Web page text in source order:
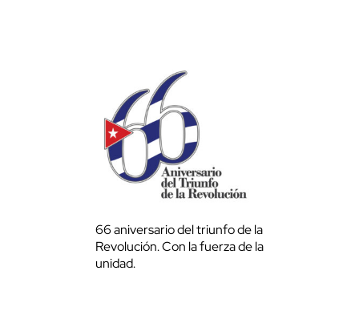
66 aniversario del triunfo de la
Revolución. Con la fuerza de la
unidad.